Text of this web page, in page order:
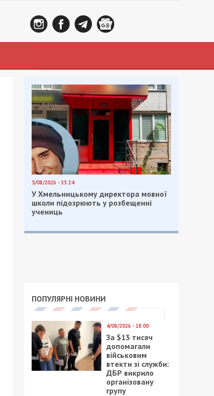
5/08/2026 - 13:24
У Хмельницькому директора мовної
школи підозрюють у розбещенні
учениць
ПОПУЛЯРНІ НОВИНИ
4/08/2026 - 18:00
За $13 тисяч
допомагали
військовим
втекти зі служби:
ДБР викрило
організовану
групу